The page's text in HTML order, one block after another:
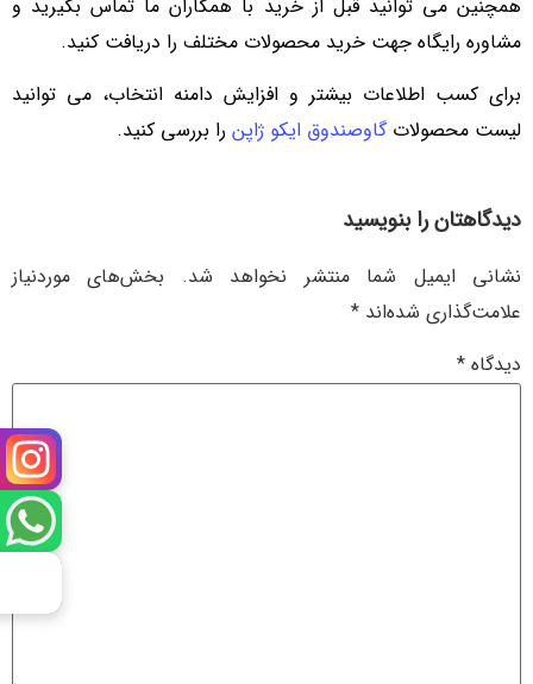
همچنین می توانید قبل از خرید با همکاران ما تماس بگیرید و
مشاوره رایگاه جهت خرید محصولات مختلف را دریافت کنید.
برای کسب اطلاعات بیشتر و افزایش دامنه انتخاب، می توانید
لیست محصولاتگاوصندوق ایکو ژاپن را بررسی کنید.
دیدگاهتان را بنویسید
نشانی ایمیل شما منتشر نخواهد شد.
بخش‌های موردنیاز
علامت‌گذاری شده‌اند *
دیدگاه *